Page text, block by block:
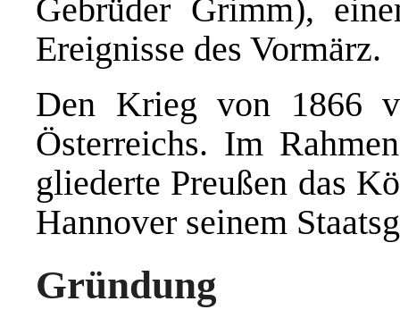
Gebrüder Grimm),
Ereignisse des Vormärz.
Den Krieg von 1866
Österreichs. Im
gliederte Preußen das
Hannover seinem
Gründung